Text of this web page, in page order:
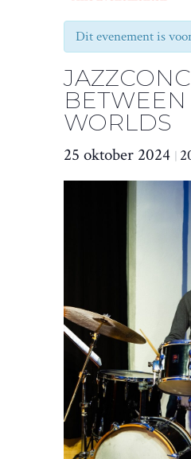
Dit evenement is
WORLDS
25 oktober 2024